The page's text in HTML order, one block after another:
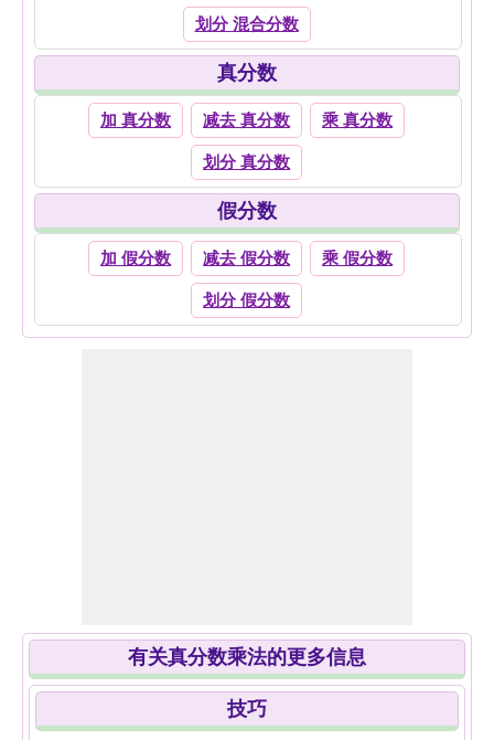
划分 混合分数
真分数
加 真分数 减去 真分数 乘 真分数
划分 真分数
假分数
加 假分数 减去 假分数 乘 假分数
划分 假分数
有关真分数乘法的更多信息
技巧